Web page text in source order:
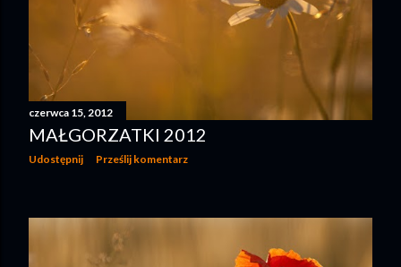
czerwca 15, 2012
MAŁGORZATKI 2012
Udostępnij Prześlij komentarz